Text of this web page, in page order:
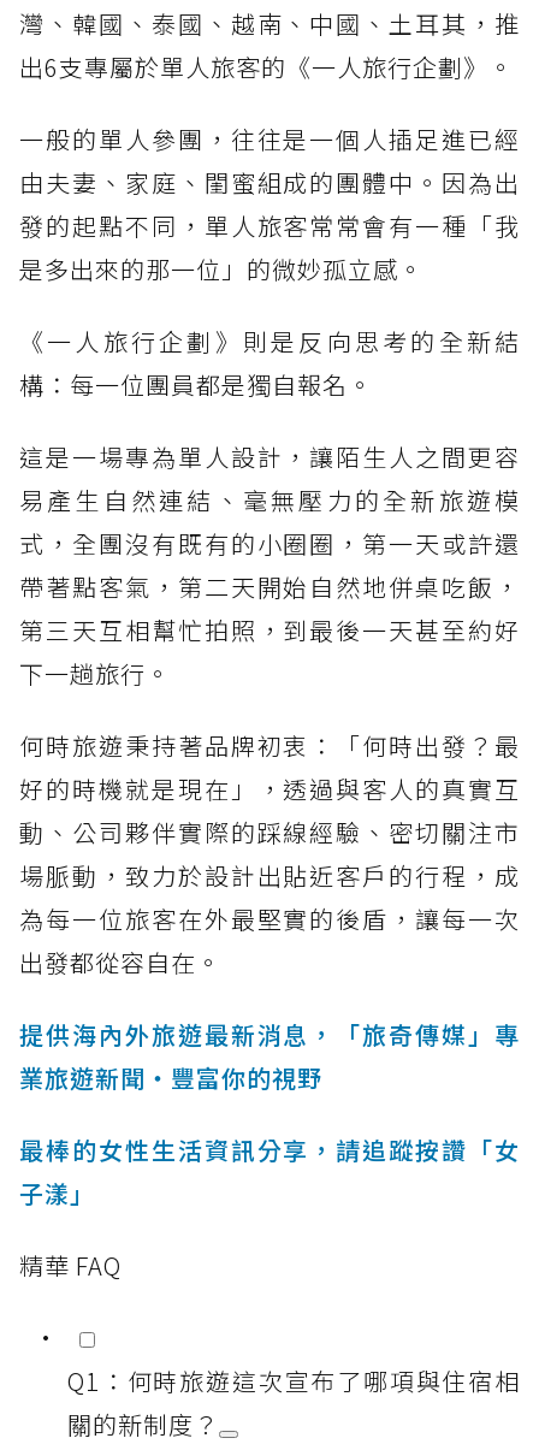
灣、韓國、泰國、越南、中國、土耳其，推
出6支專屬於單人旅客的《一人旅行企劃》。
一般的單人參團，往往是一個人插足進已經
由夫妻、家庭、閨蜜組成的團體中。因為出
發的起點不同，單人旅客常常會有一種「我
是多出來的那一位」的微妙孤立感。
《一人旅行企劃》則是反向思考的全新結
構：每一位團員都是獨自報名。
這是一場專為單人設計，讓陌生人之間更容
易產生自然連結、毫無壓力的全新旅遊模
式，全團沒有既有的小圈圈，第一天或許還
帶著點客氣，第二天開始自然地併桌吃飯，
第三天互相幫忙拍照，到最後一天甚至約好
下一趟旅行。
何時旅遊秉持著品牌初衷：「何時出發？最
好的時機就是現在」，透過與客人的真實互
動、公司夥伴實際的踩線經驗、密切關注市
場脈動，致力於設計出貼近客戶的行程，成
為每一位旅客在外最堅實的後盾，讓每一次
出發都從容自在。
提供海內外旅遊最新消息，「旅奇傳媒」專
業旅遊新聞‧豐富你的視野
最棒的女性生活資訊分享，請追蹤按讚「女
子漾」
精華 FAQ
Q1：何時旅遊這次宣布了哪項與住宿相
關的新制度？